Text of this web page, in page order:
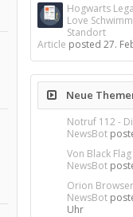
Hogwarts
Love
Standort
Article posted27.
Neue
Notruf 112 -
NewsBot
Von Black
NewsBot
Orion
NewsBot
Uhr